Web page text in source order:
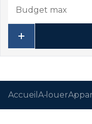
Accueil A louer